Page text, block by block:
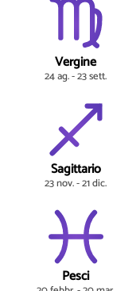
Vergine
24 ag. - 23 sett.
Sagittario
23 nov. - 21 dic.
Pesci